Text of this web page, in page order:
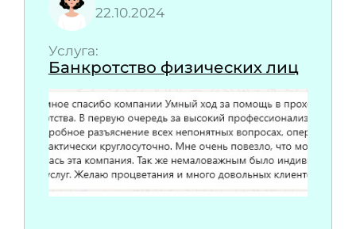
22.10.2024
Услуга:
Банкротство физических лиц